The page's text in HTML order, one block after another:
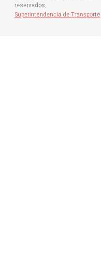
reservados.
Superintendencia de Transporte